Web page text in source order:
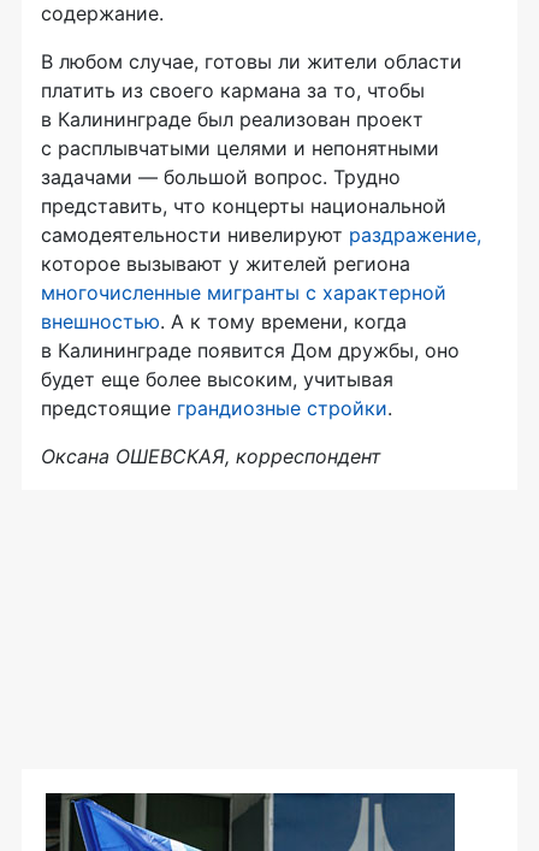
содержание.
В любом случае, готовы ли жители области
платить из своего кармана за то, чтобы
в Калининграде был реализован проект
с расплывчатыми целями и непонятными
задачами — большой вопрос. Трудно
представить, что концерты национальной
самодеятельности нивелируют раздражение,
которое вызывают у жителей региона
многочисленные мигранты с характерной
внешностью. А к тому времени, когда
в Калининграде появится Дом дружбы, оно
будет еще более высоким, учитывая
предстоящие грандиозные стройки.
Оксана ОШЕВСКАЯ, корреспондент